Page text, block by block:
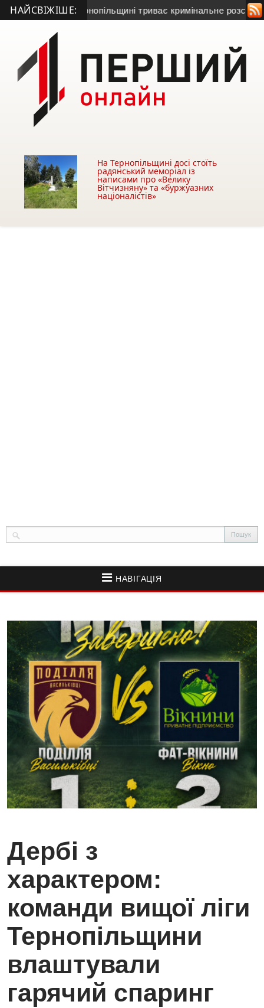
НАЙСВІЖІШЕ:
на Тернопільщині триває кримінальне
На Тернопільщині досі стоїть
радянський меморіал із
написами про «Велику
Вітчизняну» та «буржуазних
націоналістів»
НАВІГАЦІЯ
Дербі з
характером:
команди вищої ліги
Тернопільщини
влаштували
гарячий спаринг